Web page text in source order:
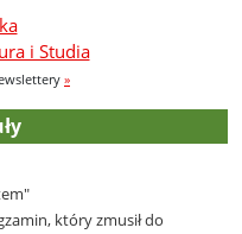
i Studia
»
który zmusił do